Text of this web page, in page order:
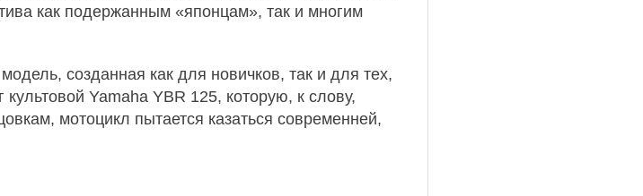
как подержанным «японцам», так и многим
созданная как для новичков, так и для тех,
Yamaha YBR 125, которую, к слову,
мотоцикл пытается казаться современней,